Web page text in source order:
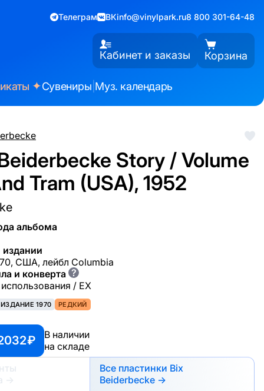
Телеграм ВКinfo@vinylpark.ru8 800 301-64-48
Кабинет и заказы Корзина
✦Сувениры Муз. календарь
Story / Volume
Tram (USA), 1952
альбома
США, лейбл Columbia
и конверта ?
/ EX
1970 РЕДКИЙ
₽
В наличии
на складе
→
Все пластинки Bix
Beiderbecke →